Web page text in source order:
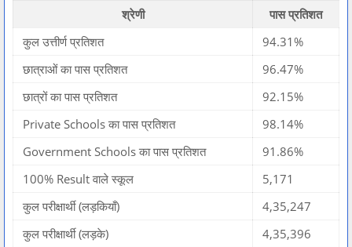
श्रेणी
पास प्रतिशत
कुल उत्तीर्ण प्रतिशत
94.31%
छात्राओं का पास प्रतिशत
96.47%
छात्रों का पास प्रतिशत
92.15%
Private Schools का पास प्रतिशत
98.14%
Government Schools का पास प्रतिशत
91.86%
100% Result वाले स्कूल
5,171
कुल परीक्षार्थी (लड़कियाँ)
4,35,247
कुल परीक्षार्थी (लड़के)
4,35,396